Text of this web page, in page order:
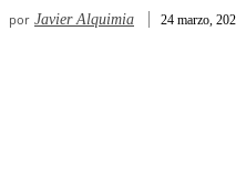
por Javier Alquimia 24 marzo,